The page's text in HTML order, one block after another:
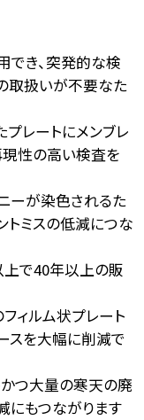
でき、突発的な検
取扱いが不要なた
レートにメンブレ
現性の高い検査を
ーが染色されるた
トミスの低減につな
で40年以上の販
ィルム状プレート
スを大幅に削減で
つ大量の寒天の廃
にもつながります